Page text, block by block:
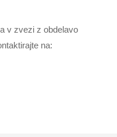
v zvezi z obdelavo
na: